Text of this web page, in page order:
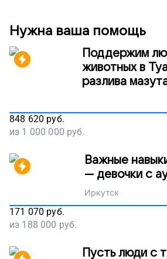
Нужна ваша помощь
Поддержим
животных в
разлива
848 620 руб.
из 1 000 000 руб.
Важные
— девочки с
Иркутск
171 070 руб.
из 188 000 руб.
Пусть люди с